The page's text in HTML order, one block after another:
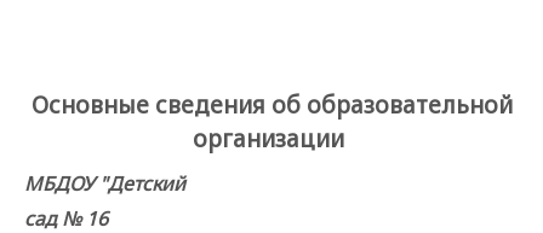
Основные сведения об образовательной
организации
МБДОУ "Детский
сад № 16